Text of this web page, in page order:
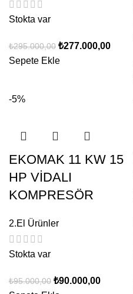
Stokta var
₺295.000,00 ₺277.000,00
Sepete Ekle
-5%
EKOMAK 11 KW 15
HP VİDALI
KOMPRESÖR
2.El Ürünler
Stokta var
₺95.000,00 ₺90.000,00